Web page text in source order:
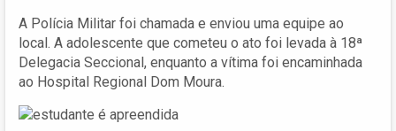
A Polícia Militar foi chamada e enviou uma equipe ao
local. A adolescente que cometeu o ato foi levada à 18ª
Delegacia Seccional, enquanto a vítima foi encaminhada
ao Hospital Regional Dom Moura.